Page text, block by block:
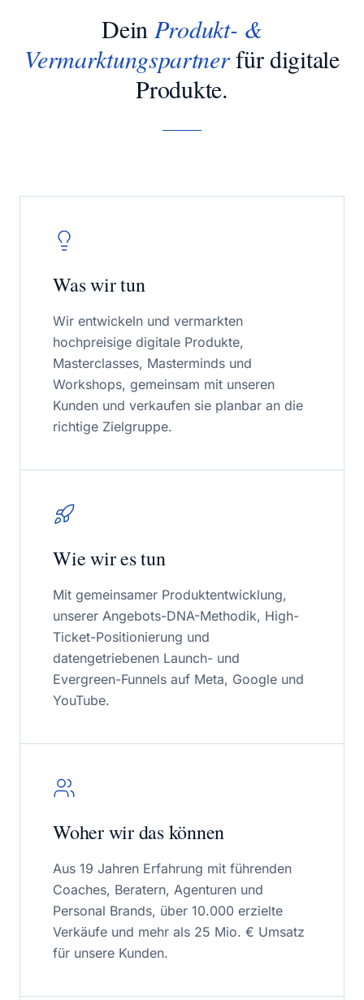
Dein Produkt- &
Vermarktungspartnerfür digitale
Produkte.
Was wir tun
Wir entwickeln und vermarkten
hochpreisige digitale Produkte,
Masterclasses, Masterminds und
Workshops, gemeinsam mit unseren
Kunden und verkaufen sie planbar an die
richtige Zielgruppe.
Wie wir es tun
Mit gemeinsamer Produktentwicklung,
unserer Angebots-DNA-Methodik, High-
Ticket-Positionierung und
datengetriebenen Launch- und
Evergreen-Funnels auf Meta, Google und
YouTube.
Woher wir das können
Aus 19 Jahren Erfahrung mit führenden
Coaches, Beratern, Agenturen und
Personal Brands, über 10.000 erzielte
Verkäufe und mehr als 25 Mio. € Umsatz
für unsere Kunden.